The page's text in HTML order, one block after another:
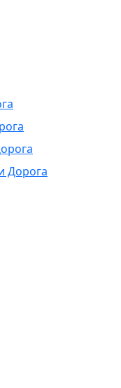
Дорога